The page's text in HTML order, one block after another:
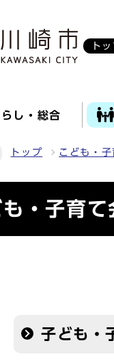
ト
らし・総合
トップ こども・子
・子育て
子ども・